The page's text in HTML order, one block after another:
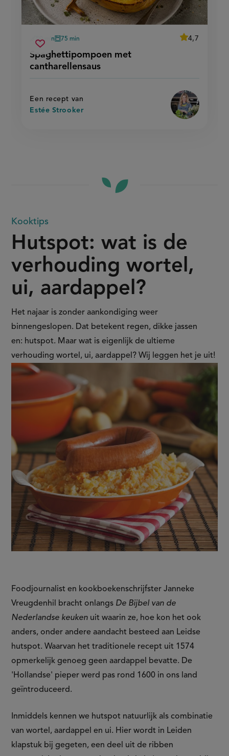
Spaghettipompoen met
cantharellensaus
voorbereidingstijd
50 min
oventijd
75 min
average
4,7
Beoordeel
Een recept van
Estée Strooker
Sla
recept
spaghettipompoen
met
cantharellensaus
Hutspot:
wat
de
verhouding
wortel,
ui,
aardappel?
Kooktips
Hutspot: wat is de
verhouding wortel,
ui, aardappel?
Het najaar is zonder aankondiging weer
binnengeslopen. Dat betekent regen, dikke jassen
en: hutspot. Maar wat is eigenlijk de ultieme
verhouding wortel, ui, aardappel? Wij leggen het je uit!
Foodjournalist en kookboekenschrijfster Janneke
Vreugdenhil bracht onlangs De Bijbel van de
Nederlandse keuken uit waarin ze, hoe kon het ook
anders, onder andere aandacht besteed aan Leidse
hutspot. Waarvan het traditionele recept uit 1574
opmerkelijk genoeg geen aardappel bevatte. De
'Hollandse' pieper werd pas rond 1600 in ons land
geïntroduceerd.
Inmiddels kennen we hutspot natuurlijk als combinatie
van wortel, aardappel en ui. Hier wordt in Leiden
klapstuk bij gegeten, een deel uit de ribben